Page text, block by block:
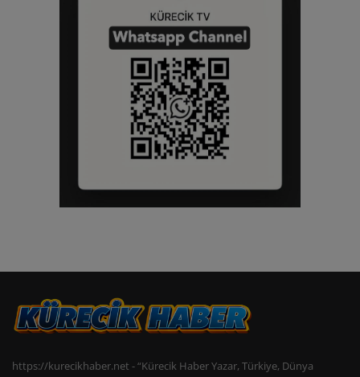
https://kurecikhaber.net - “Kürecik Haber Yazar, Türkiye, Dünya